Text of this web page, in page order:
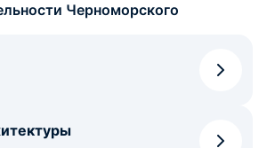
Черноморского